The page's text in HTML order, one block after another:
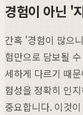
경험이 아닌 '
간혹 '경험이 많으
험만으로 담보될
세하게 다르기 때
험성을 정확히 인
중요합니다. 이것